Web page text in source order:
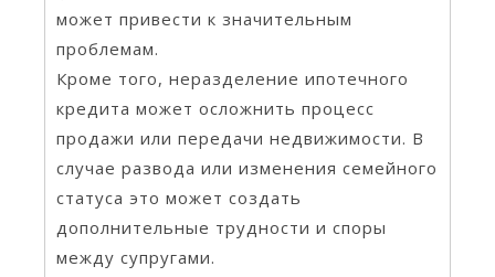
может привести к значительным
проблемам.
Кроме того, неразделение ипотечного
кредита может осложнить процесс
продажи или передачи недвижимости. В
случае развода или изменения семейного
статуса это может создать
дополнительные трудности и споры
между супругами.